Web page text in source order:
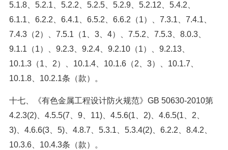
5.1.8、5.2.1、5.2.2、5.2.5、5.2.9、5.2.12、5.4.2、
6.1.1、6.2.2、6.4.1、6.5.2、6.6.2（1）、7.3.1、7.4.1、
7.4.3（2）、7.5.1（1、3、4）、7.5.2、7.5.3、8.0.3、
9.1.1（1）、9.2.3、9.2.4、9.2.10（1）、9.2.13、
10.1.3（1、2）、10.1.4、10.1.6（2、3）、10.1.7、
10.1.8、10.2.1条（款）。
十七、《有色金属工程设计防火规范》GB 50630-2010第
4.2.3(2)、4.5.5(7、9、11)、4.5.6(1、2)、4.6.5(1、2、
3)、4.6.6(3、5)、4.8.7、5.3.1、5.3.4(2)、6.2.2、8.4.2、
10.3.6、10.4.3条（款）。